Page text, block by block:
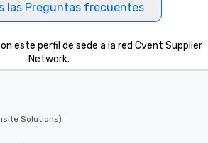
las Preguntas frecuentes
este perfil de sede a la red Cvent Supplier
Network.
Solutions)